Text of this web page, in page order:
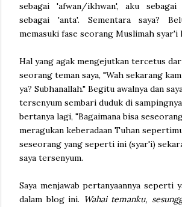
sebagai 'afwan/ikhwan', aku
sebagai 'anta'. Sementara saya?
memasuki fase seorang Muslimah syar'i
Hal yang agak mengejutkan tercetus
seorang teman saya, "Wah sekarang
ya? Subhanallah." Begitu awalnya dan
tersenyum sembari duduk di
bertanya lagi, "Bagaimana bisa
meragukan keberadaan Tuhan
seseorang yang seperti ini (syar'i)
saya tersenyum.
Saya menjawab pertanyaannya seperti
dalam blog ini. Wahai temanku,